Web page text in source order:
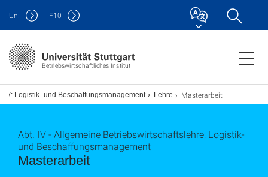
Betriebswirtschaftliches Institut
Uni F10
IV: Logistik- und Beschaffungsmanagement Lehre Masterarbeit
Masterarbeit
Abt. IV - Allgemeine Betriebswirtschaftslehre, Logistik-
und Beschaffungsmanagement